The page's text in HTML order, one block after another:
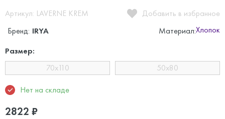
Артикул: LAVERNE KREM
Добавить в избранное
Бренд: IRYA Материал:Хлопок
Размер:
70x110
50x80
Нет на складе
2822 ₽